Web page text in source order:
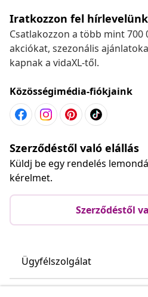
Iratkozzon fel
Csatlakozzon a több mint 700
akciókat, szezonális
kapnak a vidaXL-től.
Közösségimédia-fiókjaink
Szerződéstől való elállás
Küldj be egy rendelés
kérelmet.
Szerződéstől
Ügyfélszolgálat